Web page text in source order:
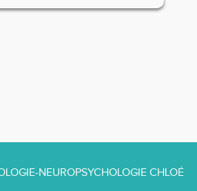
NEUROPSYCHOLOGIE CHLOÉ